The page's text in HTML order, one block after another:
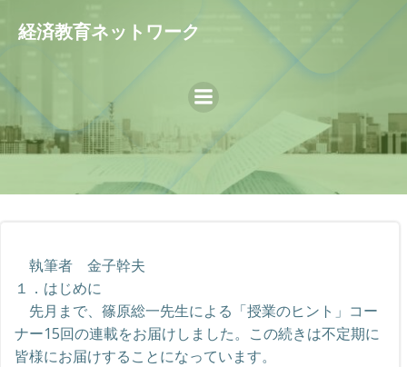
ツ
経済教育ネットワーク
執筆者 金子幹夫
１．はじめに
先月まで、篠原総一先生による「授業のヒント」コー
ナー15回の連載をお届けしました。この続きは不定期に
皆様にお届けすることになっています。